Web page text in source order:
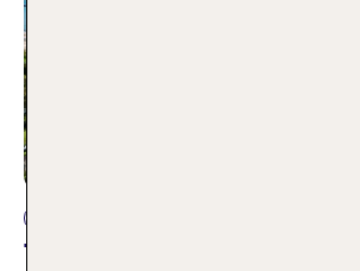
TOP 10 – Entdecke mit TUI